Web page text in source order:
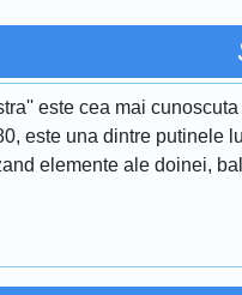
este cea mai
este una dintre putinele
elemente ale doinei,